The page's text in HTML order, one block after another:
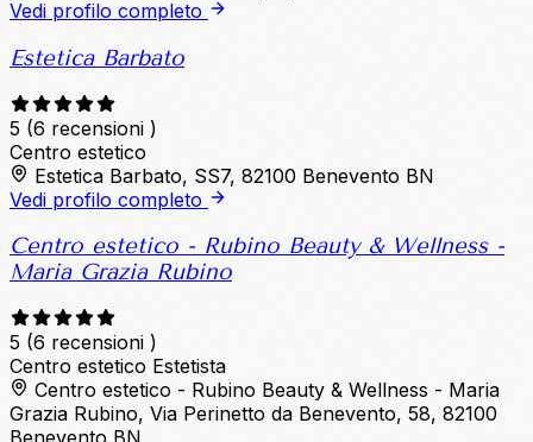
Vedi profilo completo
Estetica Barbato
5 (6 recensioni )
Centro estetico
Estetica Barbato, SS7, 82100 Benevento BN
Vedi profilo completo
Centro estetico - Rubino Beauty & Wellness -
Maria Grazia Rubino
5 (6 recensioni )
Centro estetico Estetista
Centro estetico - Rubino Beauty & Wellness - Maria
Grazia Rubino, Via Perinetto da Benevento, 58, 82100